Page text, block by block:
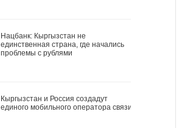
Нацбанк: Кыргызстан не
единственная страна, где начались
проблемы с рублями
Кыргызстан и Россия создадут
единого мобильного оператора связи